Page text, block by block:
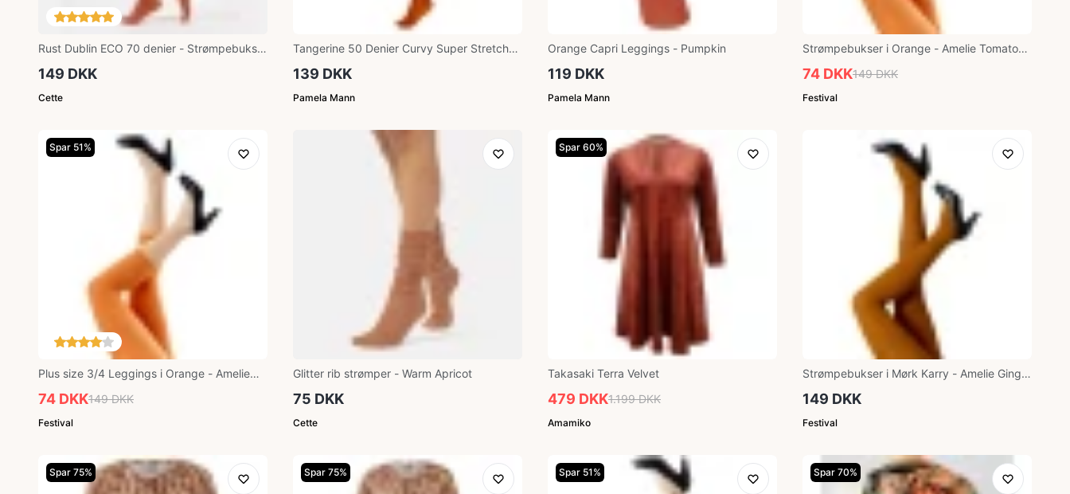
Rust Dublin ECO 70 denier - Strømpebukser
149 DKK
Cette
Tangerine 50 Denier Curvy Super Stretch
139 DKK
Pamela Mann
Orange Capri Leggings - Pumpkin
119 DKK
Pamela Mann
Strømpebukser i Orange - Amelie Tomato
74 DKK149 DKK
Festival
Spar 51%
Plus size 3/4 Leggings i Orange - Amelie
74 DKK149 DKK
Festival
Glitter rib strømper - Warm Apricot
75 DKK
Cette
Spar 60%
Takasaki Terra Velvet
479 DKK1.199 DKK
Amamiko
Strømpebukser i Mørk Karry - Amelie Ginger
149 DKK
Festival
Spar 75% Spar 75% Spar 51% Spar 70%